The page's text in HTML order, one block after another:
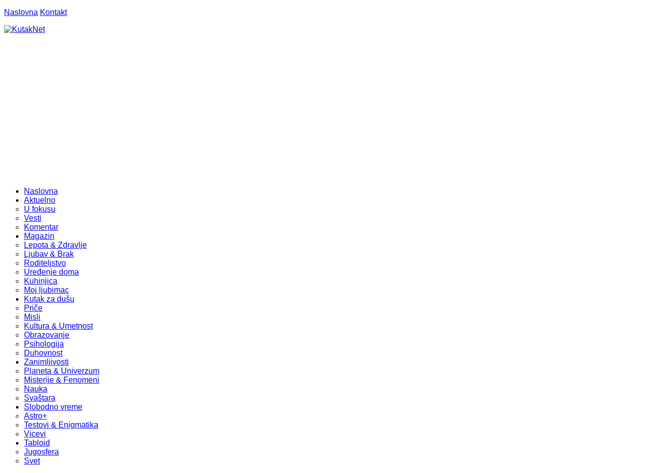
Naslovna Kontakt
Naslovna
Aktuelno
U fokusu
Vesti
Komentar
Magazin
Lepota & Zdravlje
Ljubav & Brak
Roditeljstvo
Uređenje doma
Kuhinjica
Moj ljubimac
Kutak za dušu
Priče
Misli
Kultura & Umetnost
Obrazovanje
Psihologija
Duhovnost
Zanimljivosti
Planeta & Univerzum
Misterije & Fenomeni
Nauka
Svaštara
Slobodno vreme
Astro+
Testovi & Enigmatika
Vicevi
Tabloid
Jugosfera
Svet